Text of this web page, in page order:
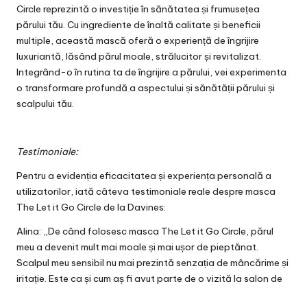
Circle reprezintă o investiție în sănătatea și frumusețea
părului tău. Cu ingrediente de înaltă calitate și beneficii
multiple, această mască oferă o experiență de îngrijire
luxuriantă, lăsând părul moale, strălucitor și revitalizat.
Integrând-o în rutina ta de îngrijire a părului, vei experimenta
o transformare profundă a aspectului și sănătății părului și
scalpului tău.
Testimoniale:
Pentru a evidenția eficacitatea și experiența personală a
utilizatorilor, iată câteva testimoniale reale despre masca
The Let it Go Circle de la Davines:
Alina: „De când folosesc masca The Let it Go Circle, părul
meu a devenit mult mai moale și mai ușor de pieptănat.
Scalpul meu sensibil nu mai prezintă senzația de mâncărime și
iritație. Este ca și cum aș fi avut parte de o vizită la salon de